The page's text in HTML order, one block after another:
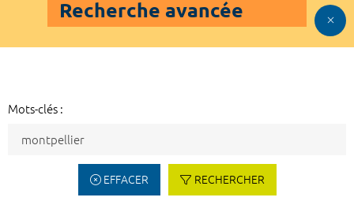
Recherche avancée
Mots-clés :
EFFACER RECHERCHER